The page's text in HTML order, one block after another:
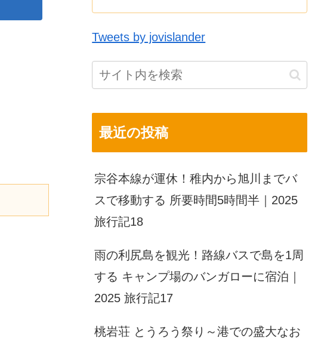
Tweets by jovislander
最近の投稿
宗谷本線が運休！稚内から旭川までバ
スで移動する 所要時間5時間半｜2025
旅行記18
雨の利尻島を観光！路線バスで島を1周
する キャンプ場のバンガローに宿泊｜
2025 旅行記17
桃岩荘 とうろう祭り～港での盛大なお